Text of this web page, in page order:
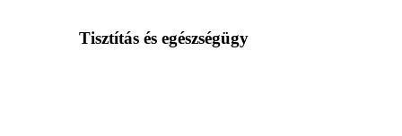
Tisztítás és egészségügy